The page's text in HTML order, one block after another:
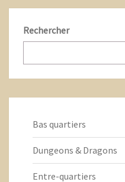
Rechercher
Bas quartiers
Dungeons & Dragons
Entre-quartiers